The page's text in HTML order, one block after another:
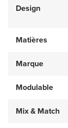
Design
Matières
Marque
Modulable
Mix & Match